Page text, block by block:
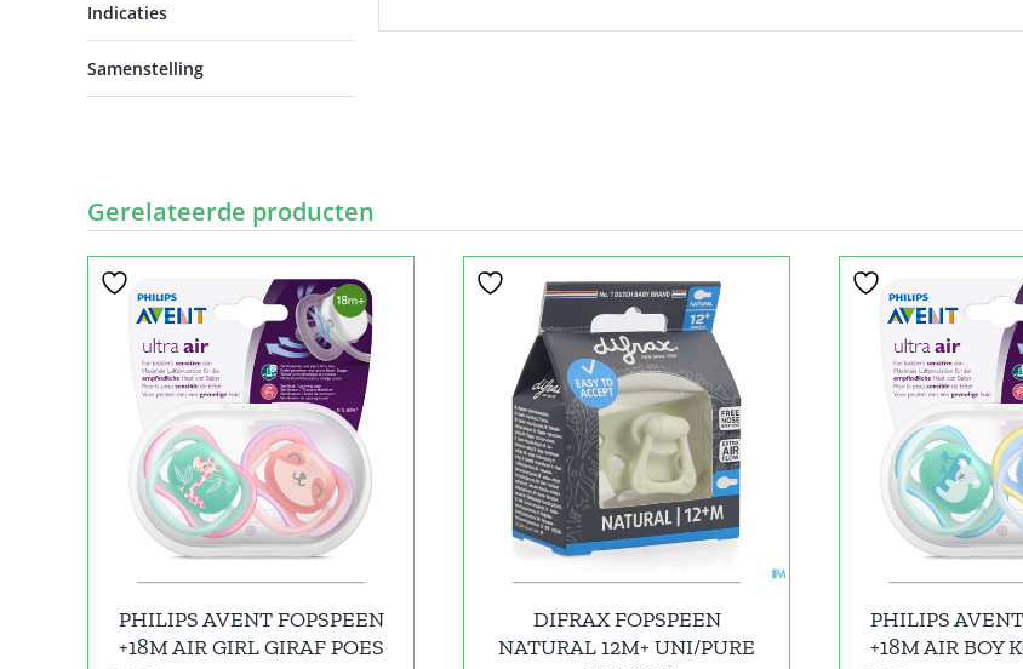
Indicaties
Samenstelling
Gerelateerde producten
PHILIPS AVENT FOPSPEEN
+18M AIR GIRL GIRAF POES
DIFRAX FOPSPEEN
NATURAL 12M+ UNI/PURE
PHILIPS
+18M AIR BOY